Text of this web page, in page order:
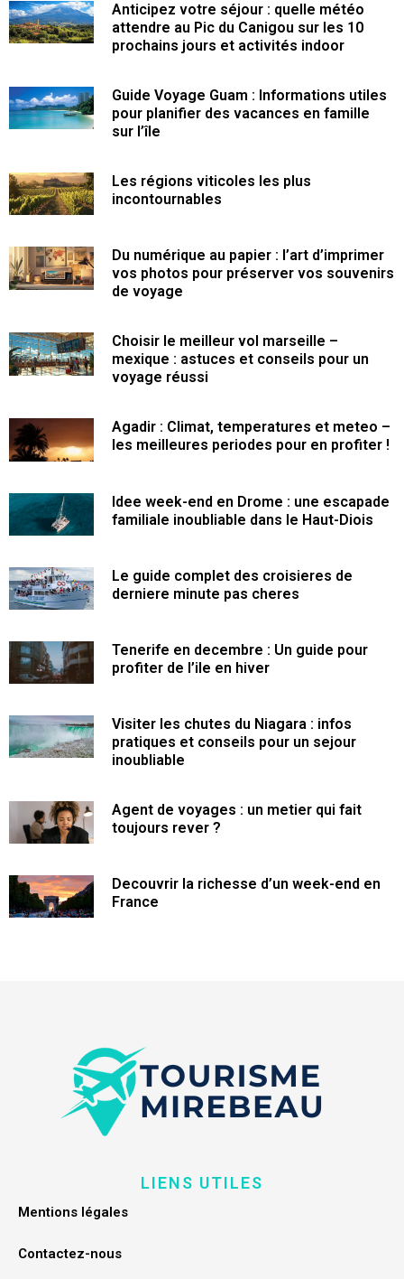
Anticipez votre séjour : quelle météo
attendre au Pic du Canigou sur les 10
prochains jours et activités indoor
Guide Voyage Guam : Informations utiles
pour planifier des vacances en famille
sur l’île
Les régions viticoles les plus
incontournables
Du numérique au papier : l’art d’imprimer
vos photos pour préserver vos souvenirs
de voyage
Choisir le meilleur vol marseille –
mexique : astuces et conseils pour un
voyage réussi
Agadir : Climat, temperatures et meteo –
les meilleures periodes pour en profiter !
Idee week-end en Drome : une escapade
familiale inoubliable dans le Haut-Diois
Le guide complet des croisieres de
derniere minute pas cheres
Tenerife en decembre : Un guide pour
profiter de l’ile en hiver
Visiter les chutes du Niagara : infos
pratiques et conseils pour un sejour
inoubliable
Agent de voyages : un metier qui fait
toujours rever ?
Decouvrir la richesse d’un week-end en
France
LIENS UTILES
Mentions légales
Contactez-nous